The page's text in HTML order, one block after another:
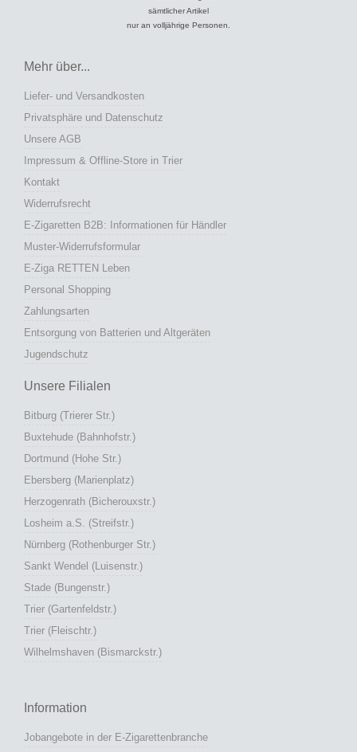
sämtlicher Artikel
nur an volljährige Personen.
Mehr über...
Liefer- und Versandkosten
Privatsphäre und Datenschutz
Unsere AGB
Impressum & Offline-Store in Trier
Kontakt
Widerrufsrecht
E-Zigaretten B2B: Informationen für Händler
Muster-Widerrufsformular
E-Ziga RETTEN Leben
Personal Shopping
Zahlungsarten
Entsorgung von Batterien und Altgeräten
Jugendschutz
Unsere Filialen
Bitburg (Trierer Str.)
Buxtehude (Bahnhofstr.)
Dortmund (Hohe Str.)
Ebersberg (Marienplatz)
Herzogenrath (Bicherouxstr.)
Losheim a.S. (Streifstr.)
Nürnberg (Rothenburger Str.)
Sankt Wendel (Luisenstr.)
Stade (Bungenstr.)
Trier (Gartenfeldstr.)
Trier (Fleischtr.)
Wilhelmshaven (Bismarckstr.)
Information
Jobangebote in der E-Zigarettenbranche